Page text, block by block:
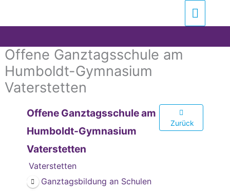
Offene Ganztagsschule am
Humboldt-Gymnasium
Vaterstetten
Offene Ganztagsschule am
Humboldt-Gymnasium
Vaterstetten
Vaterstetten
Ganztagsbildung an Schulen
Zurück